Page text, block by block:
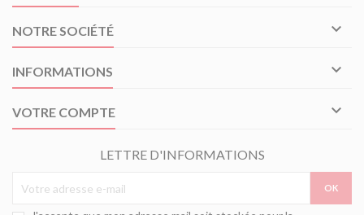
NOTRE SOCIÉTÉ 
INFORMATIONS 
VOTRE COMPTE 
LETTRE D'INFORMATIONS